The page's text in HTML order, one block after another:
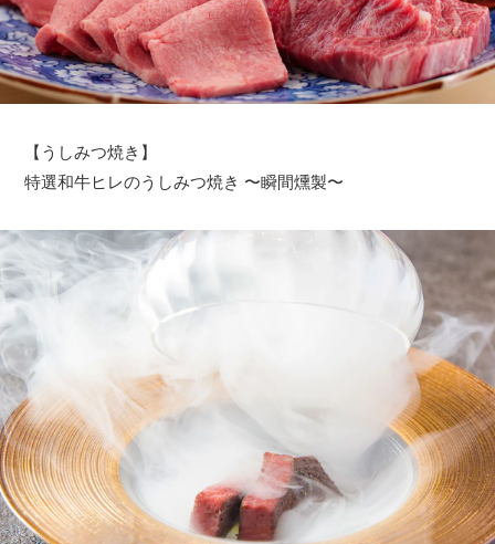
【うしみつ焼き】
特選和牛ヒレのうしみつ焼き 〜瞬間燻製〜